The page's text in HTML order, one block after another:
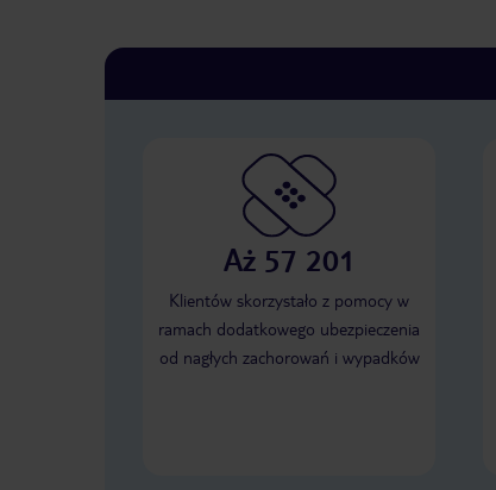
Aż 57 201
Klientów skorzystało z pomocy w
ramach dodatkowego ubezpieczenia
od nagłych zachorowań i wypadków